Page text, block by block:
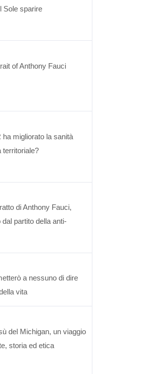
Sole sparire
of Anthony Fauci
ha migliorato la sanità
territoriale?
di Anthony Fauci,
dal partito della anti-
a nessuno di dire
vita
del Michigan, un viaggio
storia ed etica